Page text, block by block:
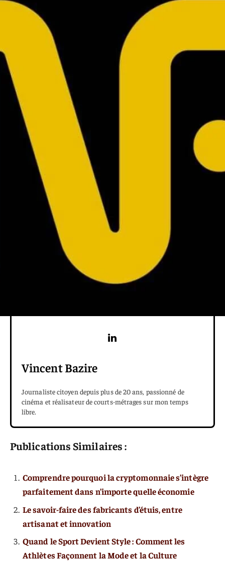
Vincent Bazire
Journaliste citoyen depuis plus de 20 ans, passionné de
cinéma et réalisateur de courts-métrages sur mon temps
libre.
Publications Similaires :
Comprendre pourquoi la cryptomonnaie s’intègre
parfaitement dans n’importe quelle économie
Le savoir-faire des fabricants d’étuis, entre
artisanat et innovation
Quand le Sport Devient Style : Comment les
Athlètes Façonnent la Mode et la Culture